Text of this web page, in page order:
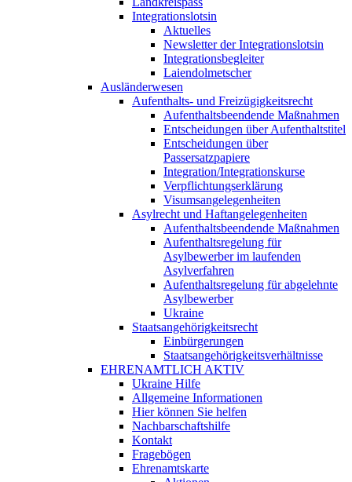
Integrationslotsin
Aktuelles
Newsletter der Integrationslotsin
Integrationsbegleiter
Laiendolmetscher
Ausländerwesen
Aufenthalts- und Freizügigkeitsrecht
Aufenthaltsbeendende Maßnahmen
Entscheidungen über Aufenthaltstitel
Entscheidungen über
Passersatzpapiere
Integration/Integrationskurse
Verpflichtungserklärung
Visumsangelegenheiten
Asylrecht und Haftangelegenheiten
Aufenthaltsbeendende Maßnahmen
Aufenthaltsregelung für
Asylbewerber im laufenden
Asylverfahren
Aufenthaltsregelung für abgelehnte
Asylbewerber
Ukraine
Staatsangehörigkeitsrecht
Einbürgerungen
Staatsangehörigkeitsverhältnisse
EHRENAMTLICH AKTIV
Ukraine Hilfe
Allgemeine Informationen
Hier können Sie helfen
Nachbarschaftshilfe
Kontakt
Fragebögen
Ehrenamtskarte